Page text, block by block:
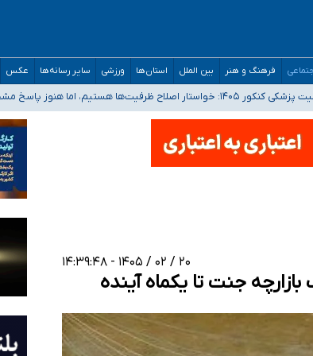
فرهنگ و هنر بین الملل استان‌ها ورزشی سایر رسانه‌ها عکس
اما هنوز پاسخ مشخصی نگرفته‌ایم
فرماندهی صحنه عملیات و دکترای تخصصی جغرافیای نظامی دافوس آجا
و کرمان بالاتر از آستانه هشدار
۲۰ / ۰۲ / ۱۴۰۵ - ۱۴:۳۹:۴۸
جنت تا یکماه آینده